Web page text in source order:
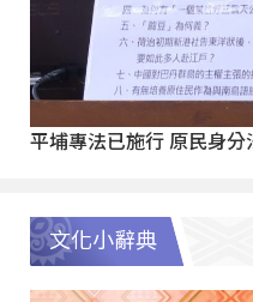
平埔專法已施行 原民身分
文化小辭典